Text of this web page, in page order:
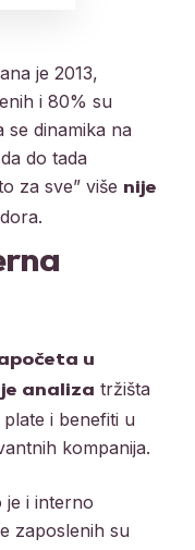
je 2013,
i 80% su
se dinamika na
do tada
za sve” više nije
u
analiza tržišta
i benefiti u
kompanija.
je i interno
zaposlenih su